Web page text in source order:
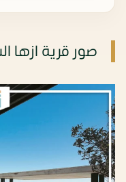
صور قرية ازها